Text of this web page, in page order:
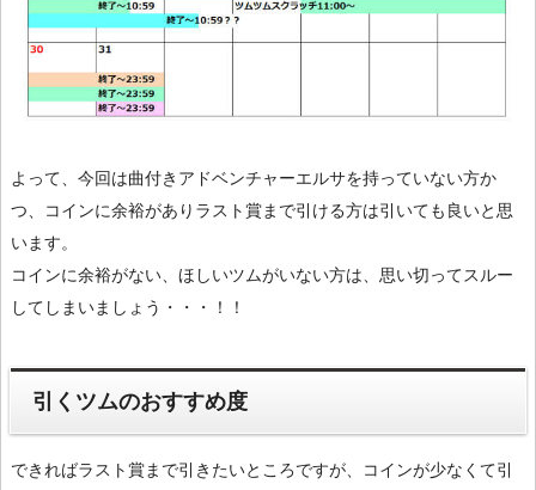
よって、今回は曲付きアドベンチャーエルサを持っていない方か
つ、コインに余裕がありラスト賞まで引ける方は引いても良いと思
います。
コインに余裕がない、ほしいツムがいない方は、思い切ってスルー
してしまいましょう・・・！！
引くツムのおすすめ度
できればラスト賞まで引きたいところですが、コインが少なくて引